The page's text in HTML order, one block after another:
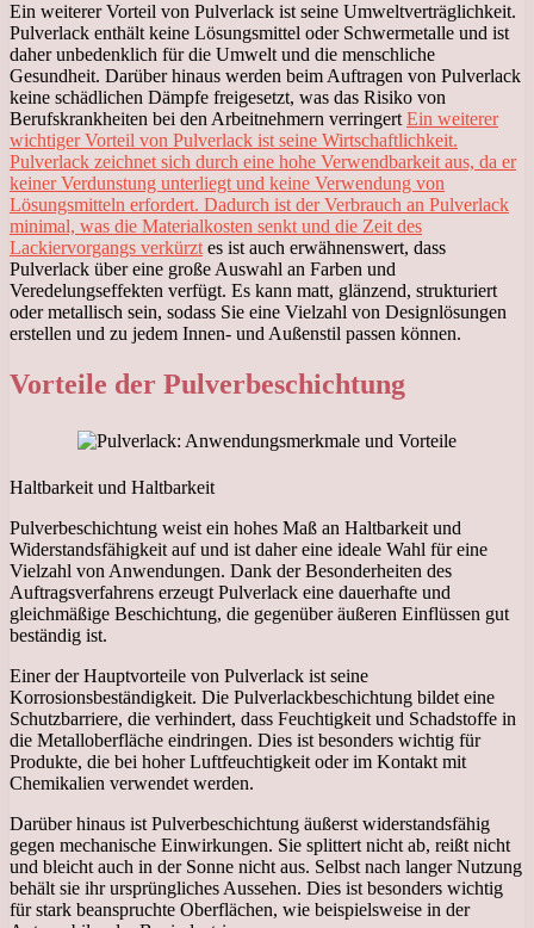
Ein weiterer Vorteil von Pulverlack ist seine Umweltverträglichkeit.
Pulverlack enthält keine Lösungsmittel oder Schwermetalle und ist
daher unbedenklich für die Umwelt und die menschliche
Gesundheit. Darüber hinaus werden beim Auftragen von Pulverlack
keine schädlichen Dämpfe freigesetzt, was das Risiko von
Berufskrankheiten bei den Arbeitnehmern verringert Ein weiterer
wichtiger Vorteil von Pulverlack ist seine Wirtschaftlichkeit.
Pulverlack zeichnet sich durch eine hohe Verwendbarkeit aus, da er
keiner Verdunstung unterliegt und keine Verwendung von
Lösungsmitteln erfordert. Dadurch ist der Verbrauch an Pulverlack
minimal, was die Materialkosten senkt und die Zeit des
Lackiervorgangs verkürzt es ist auch erwähnenswert, dass
Pulverlack über eine große Auswahl an Farben und
Veredelungseffekten verfügt. Es kann matt, glänzend, strukturiert
oder metallisch sein, sodass Sie eine Vielzahl von Designlösungen
erstellen und zu jedem Innen- und Außenstil passen können.
Vorteile der Pulverbeschichtung
Haltbarkeit und Haltbarkeit
Pulverbeschichtung weist ein hohes Maß an Haltbarkeit und
Widerstandsfähigkeit auf und ist daher eine ideale Wahl für eine
Vielzahl von Anwendungen. Dank der Besonderheiten des
Auftragsverfahrens erzeugt Pulverlack eine dauerhafte und
gleichmäßige Beschichtung, die gegenüber äußeren Einflüssen gut
beständig ist.
Einer der Hauptvorteile von Pulverlack ist seine
Korrosionsbeständigkeit. Die Pulverlackbeschichtung bildet eine
Schutzbarriere, die verhindert, dass Feuchtigkeit und Schadstoffe in
die Metalloberfläche eindringen. Dies ist besonders wichtig für
Produkte, die bei hoher Luftfeuchtigkeit oder im Kontakt mit
Chemikalien verwendet werden.
Darüber hinaus ist Pulverbeschichtung äußerst widerstandsfähig
gegen mechanische Einwirkungen. Sie splittert nicht ab, reißt nicht
und bleicht auch in der Sonne nicht aus. Selbst nach langer Nutzung
behält sie ihr ursprüngliches Aussehen. Dies ist besonders wichtig
für stark beanspruchte Oberflächen, wie beispielsweise in der